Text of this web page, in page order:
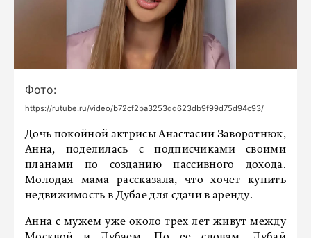
Фото:
https://rutube.ru/video/b72cf2ba3253dd623db9f99d75d94c93/
Дочь покойной актрисы Анастасии Заворотнюк,
Анна, поделилась с подписчиками своими
планами по созданию пассивного дохода.
Молодая мама рассказала, что хочет купить
недвижимость в Дубае для сдачи в аренду.
Анна с мужем уже около трех лет живут между